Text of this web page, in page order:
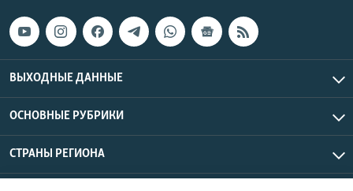
ВЫХОДНЫЕ ДАННЫЕ
ОСНОВНЫЕ РУБРИКИ
СТРАНЫ РЕГИОНА